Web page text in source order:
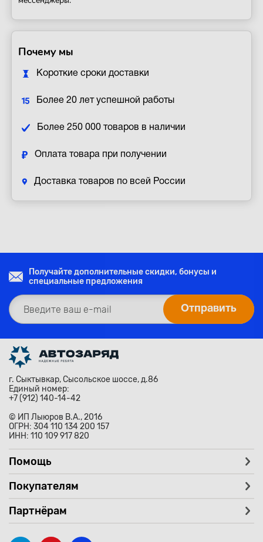
Почему мы
Короткие сроки доставки
Более 20 лет успешной работы
Более 250 000 товаров в наличии
Оплата товара при получении
Доставка товаров по всей России
Получайте дополнительные скидки, бонусы и
специальные предложения
г. Сыктывкар, Сысольское шоссе, д.86
Единый номер:
+7 (912) 140-14-42
© ИП Лыюров В.А., 2016
ОГРН: 304 110 134 200 157
ИНН: 110 109 917 820
Помощь
Покупателям
Партнёрам